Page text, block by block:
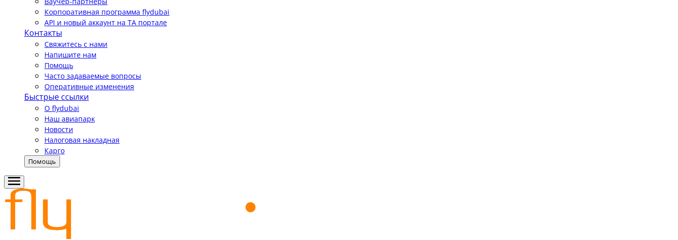
Корпоративная программа flydubai
API и новый аккаунт на TA портале
Контакты
Свяжитесь с нами
Напишите нам
Помощь
Часто задаваемые вопросы
Оперативные изменения
Быстрые ссылки
О flydubai
Наш авиапарк
Новости
Налоговая накладная
Карго
Помощь